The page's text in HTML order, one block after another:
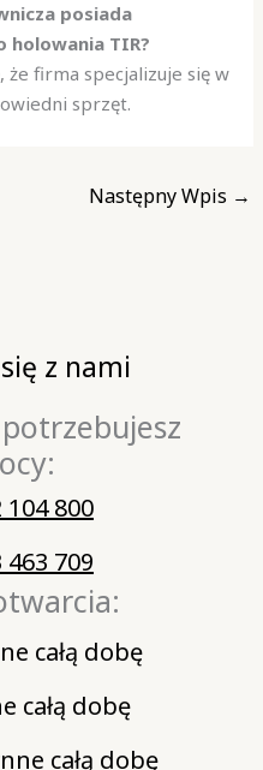
posiada
TIR?
że firma specjalizuje się w
sprzęt.
Następny Wpis →
z nami
104 800
463 709
całą dobę
całą dobę
całą dobę